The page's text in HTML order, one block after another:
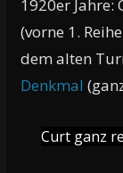
1920er Jahre:
(vorne 1.
dem alten
Denkmal
Curt ganz